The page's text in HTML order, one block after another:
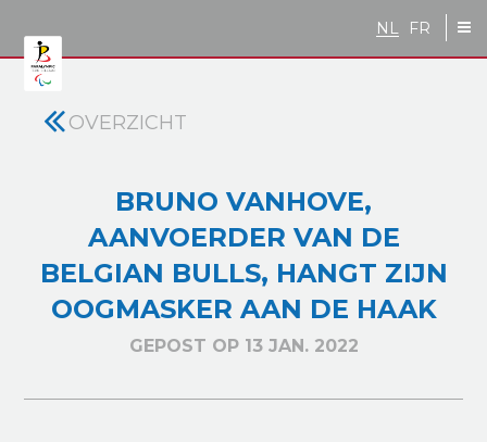
NL FR
OVERZICHT
BRUNO VANHOVE,
AANVOERDER VAN DE
BELGIAN BULLS, HANGT ZIJN
OOGMASKER AAN DE HAAK
GEPOST OP 13 JAN. 2022